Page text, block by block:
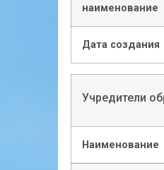
наименование
Дата создания
Учредители
Наименование